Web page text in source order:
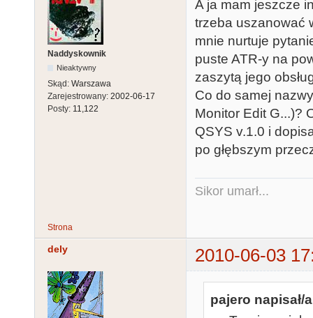
Naddyskownik
Nieaktywny
Skąd: Warszawa
Zarejestrowany: 2002-06-17
Posty: 11,122
A ja mam jeszcze
trzeba uszanować
mnie nurtuje
puste ATR-y na
zaszytą jego
Co do samej
Monitor Edit G...)?
QSYS v.1.0 i
po głębszym
Sikor umarł...
Strona
dely 2010-06-03
pajero napisał/